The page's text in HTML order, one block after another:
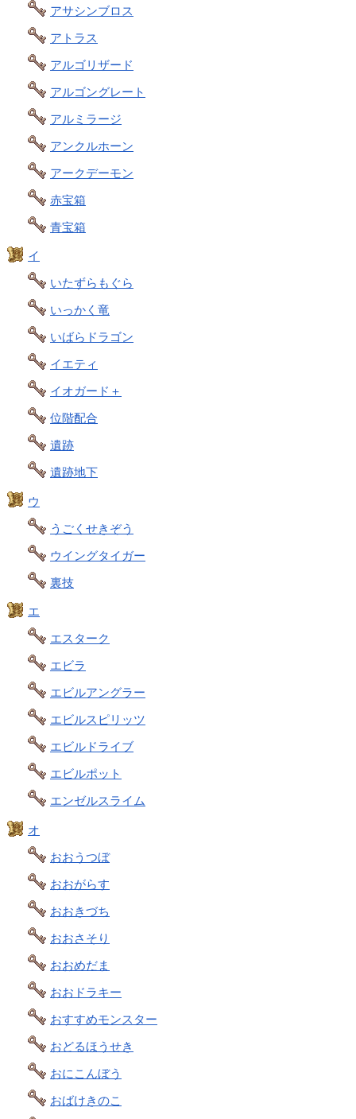
アサシンブロス
アトラス
アルゴリザード
アルゴングレート
アルミラージ
アンクルホーン
アークデーモン
赤宝箱
青宝箱
イ
いたずらもぐら
いっかく竜
いばらドラゴン
イエティ
イオガード＋
位階配合
遺跡
遺跡地下
ウ
うごくせきぞう
ウイングタイガー
裏技
エ
エスターク
エビラ
エビルアングラー
エビルスピリッツ
エビルドライブ
エビルポット
エンゼルスライム
オ
おおうつぼ
おおがらす
おおきづち
おおさそり
おおめだま
おおドラキー
おすすめモンスター
おどるほうせき
おにこんぼう
おばけきのこ